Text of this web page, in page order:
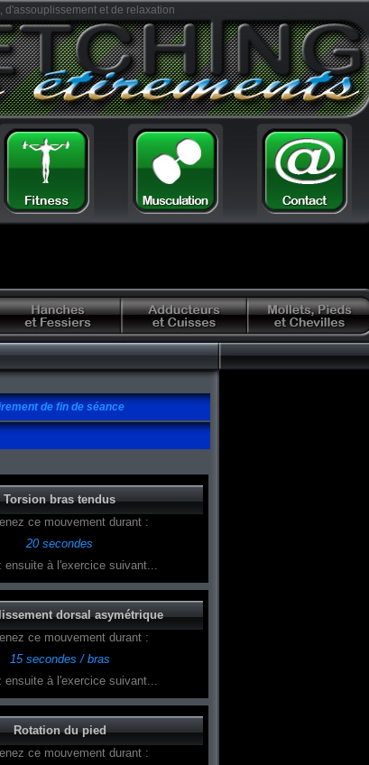
d'assouplissement et de relaxation
de fin de séance
Torsion bras tendus
ce mouvement durant :
20 secondes
ensuite à l'exercice suivant...
dorsal asymétrique
ce mouvement durant :
15 secondes / bras
ensuite à l'exercice suivant...
Rotation du pied
ce mouvement durant :